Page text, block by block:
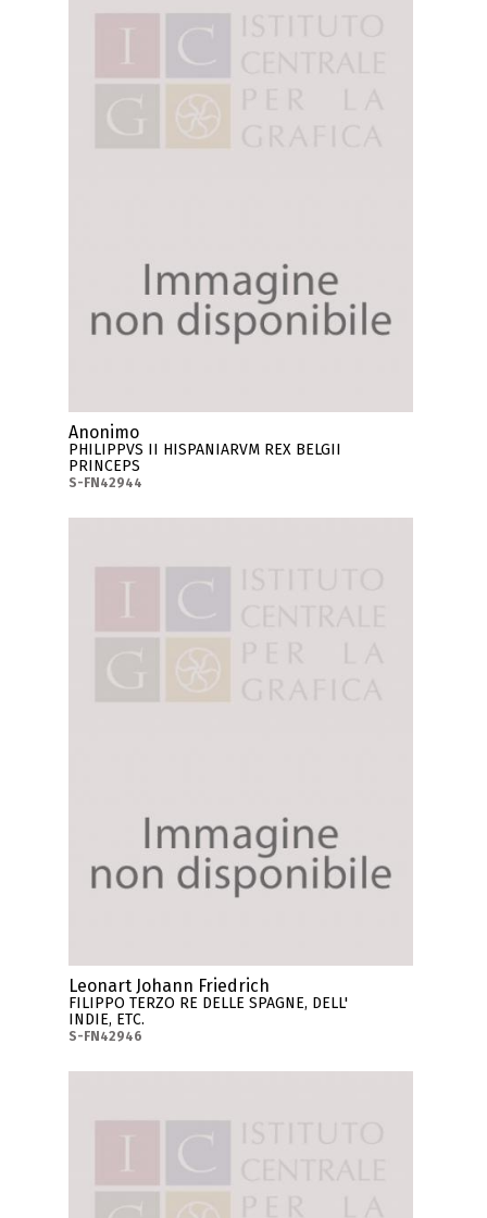
Anonimo
PHILIPPVS II HISPANIARVM REX BELGII
PRINCEPS
S-FN42944
Leonart Johann Friedrich
FILIPPO TERZO RE DELLE SPAGNE, DELL'
INDIE, ETC.
S-FN42946